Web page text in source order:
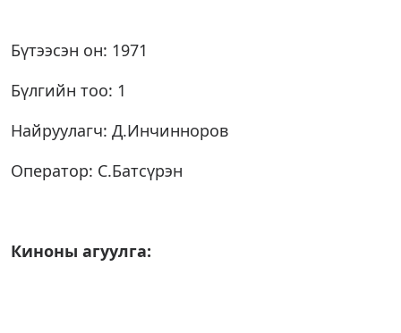
Бүтээсэн он: 1971
Бүлгийн тоо: 1
Найруулагч: Д.Инчинноров
Оператор: С.Батсүрэн
Киноны агуулга: